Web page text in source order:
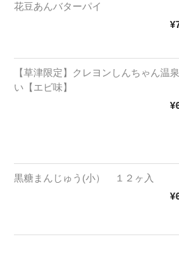
花豆あんバターパイ
【草津限定】クレヨンしんちゃん温
い【エビ味】
黒糖まんじゅう(小） １２ヶ入